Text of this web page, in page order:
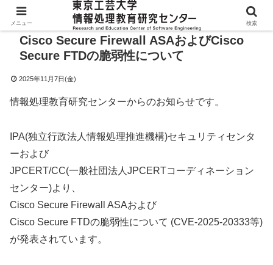
Cisco Secure Firewall ASAおよびCisco
Secure FTDの脆弱性について
2025年11月7日(金)
情報処理教育研究センターからのお知らせです。
IPA(独立行政法人情報処理推進機構)セキュリティセンタ
ーおよび
JPCERT/CC(一般社団法人JPCERTコーディネーション
センター)より、
Cisco Secure Firewall ASAおよび
Cisco Secure FTDの脆弱性について (CVE-2025-20333等)
が発表されています。
メニュー 検索